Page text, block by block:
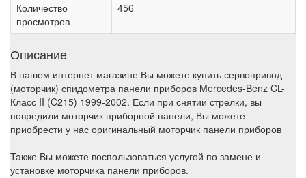
Количество
просмотров
456
Описание
В нашем интернет магазине Вы можете купить сервопривод
(моторчик) спидометра панели приборов Mercedes-Benz CL-
Класс II (C215) 1999-2002. Если при снятии стрелки, вы
повредили моторчик приборной панели, Вы можете
приобрести у нас оригинальный моторчик панели приборов
Также Вы можете воспользоваться услугой по замене и
установке моторчика панели приборов.